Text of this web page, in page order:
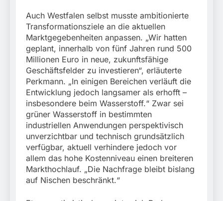
Auch Westfalen selbst musste ambitionierte
Transformationsziele an die aktuellen
Marktgegebenheiten anpassen. „Wir hatten
geplant, innerhalb von fünf Jahren rund 500
Millionen Euro in neue, zukunftsfähige
Geschäftsfelder zu investieren“, erläuterte
Perkmann. „In einigen Bereichen verläuft die
Entwicklung jedoch langsamer als erhofft –
insbesondere beim Wasserstoff.“ Zwar sei
grüner Wasserstoff in bestimmten
industriellen Anwendungen perspektivisch
unverzichtbar und technisch grundsätzlich
verfügbar, aktuell verhindere jedoch vor
allem das hohe Kostenniveau einen breiteren
Markthochlauf. „Die Nachfrage bleibt bislang
auf Nischen beschränkt.“